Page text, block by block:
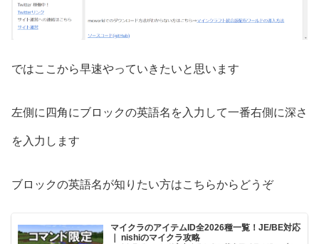
ではここから早速やっていきたいと思います
左側に四角にブロックの英語名を入力して一番右側に深さ
を入力します
ブロックの英語名が知りたい方はこちらからどうぞ
マイクラのアイテムID全2026種一覧！JE/BE対応
｜ nishiのマイクラ攻略